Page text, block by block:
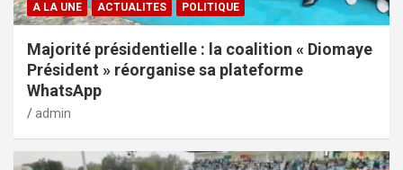
A LA UNE ACTUALITES POLITIQUE
Majorité présidentielle : la coalition « Diomaye
Président » réorganise sa plateforme
WhatsApp
admin